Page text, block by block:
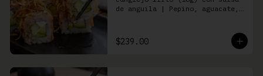
de anguila | Pepino, aguacate,
$239.00